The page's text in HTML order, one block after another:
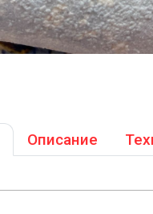
Описание